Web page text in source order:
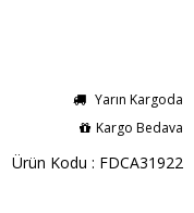
Yarın Kargoda
Kargo Bedava
Ürün Kodu : FDCA31922